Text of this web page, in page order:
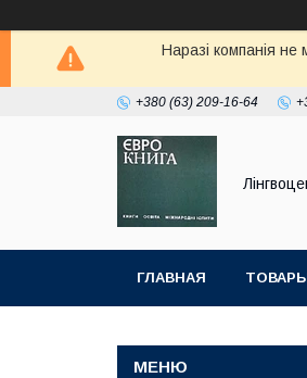
Наразі компанія не
+380 (63) 209-16-64
ГЛАВНАЯ